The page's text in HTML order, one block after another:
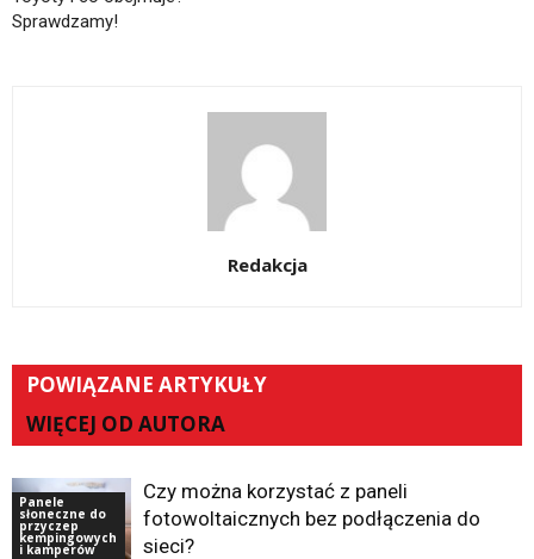
Sprawdzamy!
Redakcja
POWIĄZANE ARTYKUŁY
WIĘCEJ OD AUTORA
Panele
słoneczne do
przyczep
kempingowych
i kamperów
Czy można korzystać z paneli
fotowoltaicznych bez podłączenia do
sieci?